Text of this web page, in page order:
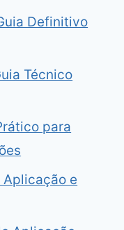
Definitivo
Técnico
para
Aplicação e